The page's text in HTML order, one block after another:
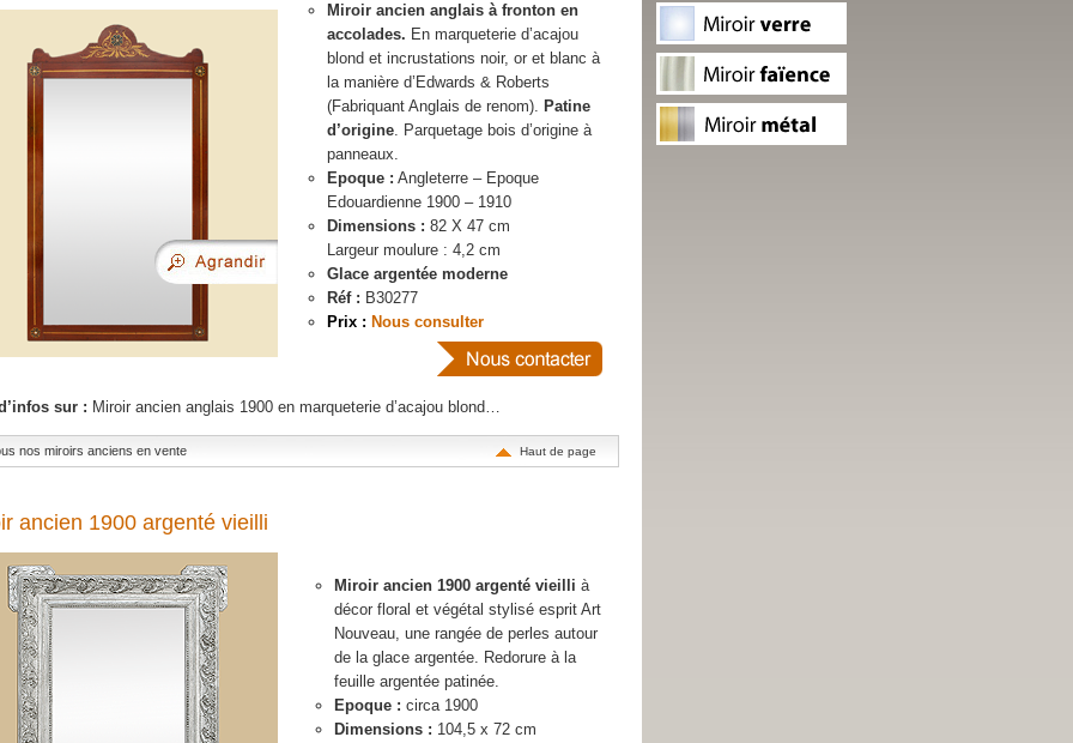
Miroir ancien anglais à fronton en
accolades. En marqueterie d’acajou
blond et incrustations noir, or et blanc à
la manière d’Edwards & Roberts
(Fabriquant Anglais de renom). Patine
d’origine. Parquetage bois d’origine à
panneaux.
Epoque : Angleterre – Epoque
Edouardienne 1900 – 1910
Dimensions : 82 X 47 cm
Largeur moulure : 4,2 cm
Glace argentée moderne
Réf : B30277
Prix : Nous consulter
sur : Miroir ancien anglais 1900 en marqueterie d’acajou blond…
nos miroirs anciens en vente Haut de page
ancien 1900 argenté vieilli
Miroir ancien 1900 argenté vieilli à
décor floral et végétal stylisé esprit Art
Nouveau, une rangée de perles autour
de la glace argentée. Redorure à la
feuille argentée patinée.
Epoque : circa 1900
Dimensions : 104,5 x 72 cm